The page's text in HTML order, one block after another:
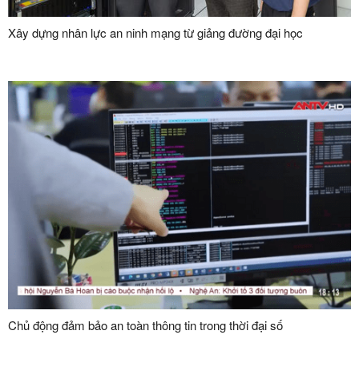
Xây dựng nhân lực an ninh mạng từ giảng đường đại học
Chủ động đảm bảo an toàn thông tin trong thời đại số